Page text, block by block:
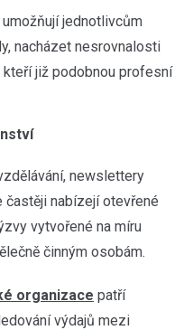
jednotlivcům
nacházet nesrovnalosti
již podobnou profesní
newslettery
častěji nabízejí otevřené
vytvořené na míru
činným osobám.
organizace patří
výdajů mezi